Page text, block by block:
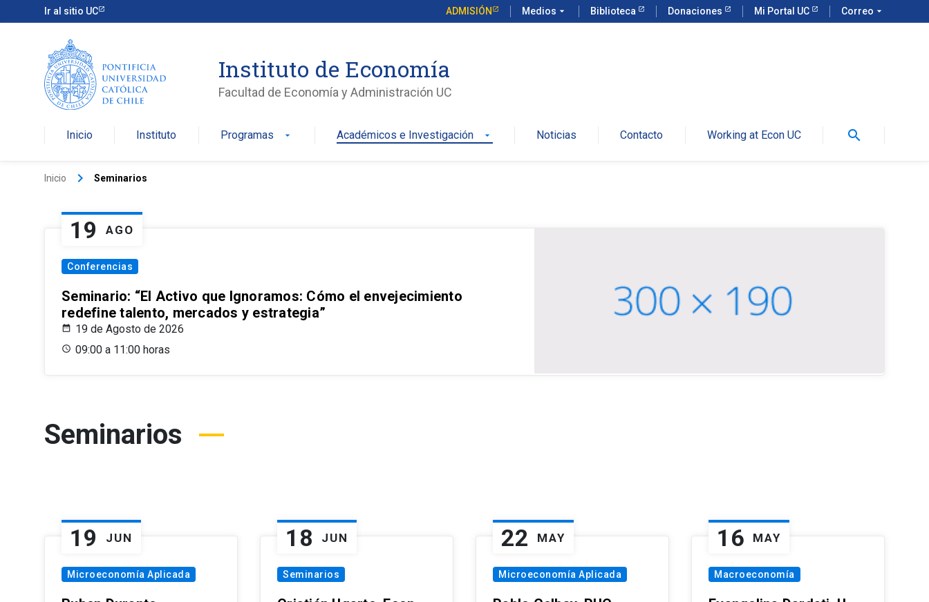
Ir al sitio UC ADMISIÓN Medios arrow_drop_down Biblioteca Donaciones Mi Portal UC Correo arrow_drop_down
Instituto de Economía
Facultad de Economía y Administración UC
Inicio Instituto Programas arrow_drop_down Académicos e Investigación arrow_drop_down Noticias Contacto Working at Econ UC search
Inicio keyboard_arrow_right Seminarios
19 AGO
Conferencias
Seminario: “El Activo que Ignoramos: Cómo el envejecimiento
redefine talento, mercados y estrategia”
19 de Agosto de 2026
09:00 a 11:00 horas
Seminarios
19 JUN
Microeconomía Aplicada
18 JUN
Seminarios
22 MAY
Microeconomía Aplicada
16 MAY
Macroeconomía